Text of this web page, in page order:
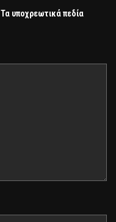
Τα υποχρεωτικά πεδία